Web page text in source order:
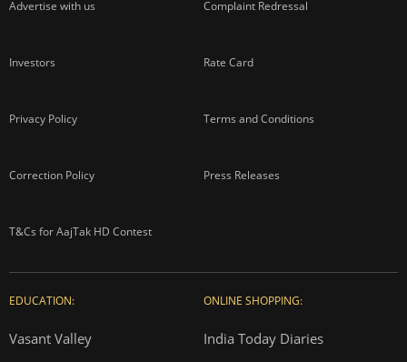
Advertise with us Complaint Redressal
Investors Rate Card
Privacy Policy Terms and Conditions
Correction Policy Press Releases
T&Cs for AajTak HD Contest
EDUCATION:
Vasant Valley
ONLINE SHOPPING:
India Today Diaries